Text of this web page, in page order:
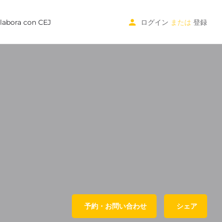
con CEJ ログイン または 登録
予約・お問い合わせ シェア